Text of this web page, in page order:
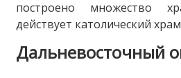
построено множество
действует католический
Дальневосточный